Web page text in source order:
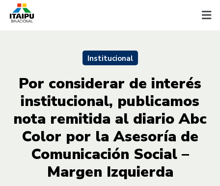
Institucional
Por considerar de interés
institucional, publicamos
nota remitida al diario Abc
Color por la Asesoría de
Comunicación Social –
Margen Izquierda